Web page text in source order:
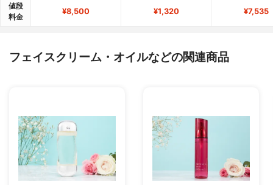
値段
料金
¥8,500 ¥1,320 ¥7,535
フェイスクリーム・オイルなどの関連商品